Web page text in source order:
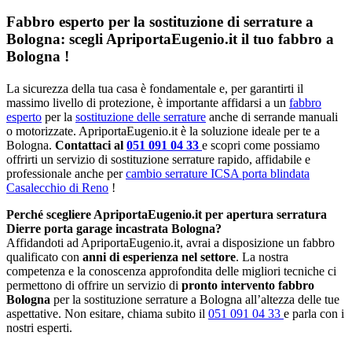
Fabbro esperto per la sostituzione di serrature a
Bologna: scegli ApriportaEugenio.it il tuo fabbro a
Bologna !
La sicurezza della tua casa è fondamentale e, per garantirti il
massimo livello di protezione, è importante affidarsi a un fabbro
esperto per la sostituzione delle serrature anche di serrande manuali
o motorizzate. ApriportaEugenio.it è la soluzione ideale per te a
Bologna. Contattaci al 051 091 04 33 e scopri come possiamo
offrirti un servizio di sostituzione serrature rapido, affidabile e
professionale anche percambio serrature ICSA porta blindata
Casalecchio di Reno !
Perché scegliere ApriportaEugenio.it per apertura serratura
Dierre porta garage incastrata Bologna?
Affidandoti ad ApriportaEugenio.it, avrai a disposizione un fabbro
qualificato con anni di esperienza nel settore. La nostra
competenza e la conoscenza approfondita delle migliori tecniche ci
permettono di offrire un servizio di pronto intervento fabbro
Bologna per la sostituzione serrature a Bologna all’altezza delle tue
aspettative. Non esitare, chiama subito il 051 091 04 33 e parla con i
nostri esperti.